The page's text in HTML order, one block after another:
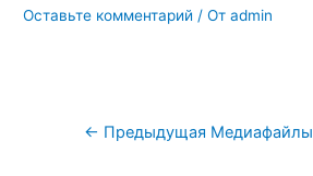
Оставьте комментарий / Отadmin
Навигация
← Предыдущая Медиафайлы